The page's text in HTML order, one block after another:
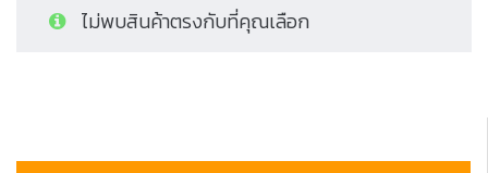
ไม่พบสินค้าตรงกับที่คุณเลือก